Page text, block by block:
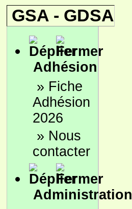
GSA - GDSA
Adhésion
» Fiche
Adhésion
2026
» Nous
contacter
Administration